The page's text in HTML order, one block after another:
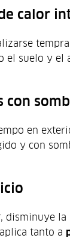
calor
el suelo y el
con
en
y con
disminuye la
tanto a